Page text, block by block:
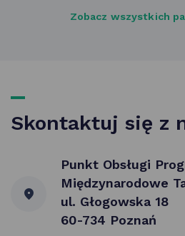
Zobacz wszystkich
Skontaktuj się z
Punkt Obsługi
Międzynarodowe
ul. Głogowska 18
60-734 Poznań